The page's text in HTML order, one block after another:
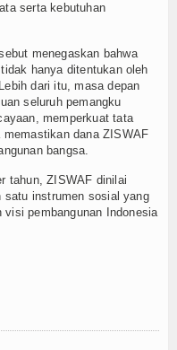
serta kebutuhan
menegaskan bahwa
hanya ditentukan oleh
dari itu, masa depan
seluruh pemangku
memperkuat tata
dana ZISWAF
bangsa.
tahun, ZISWAF dinilai
instrumen sosial yang
pembangunan Indonesia